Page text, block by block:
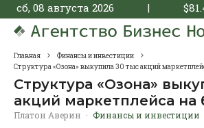
сб, 08 августа 2026 | $
Главная
Финансы и инвестиции
Структура «Озона» выкупила 30 тыс акций
Структура «Озона»
акций маркетплейса на
Платон Аверин · Финансы и инвестиции